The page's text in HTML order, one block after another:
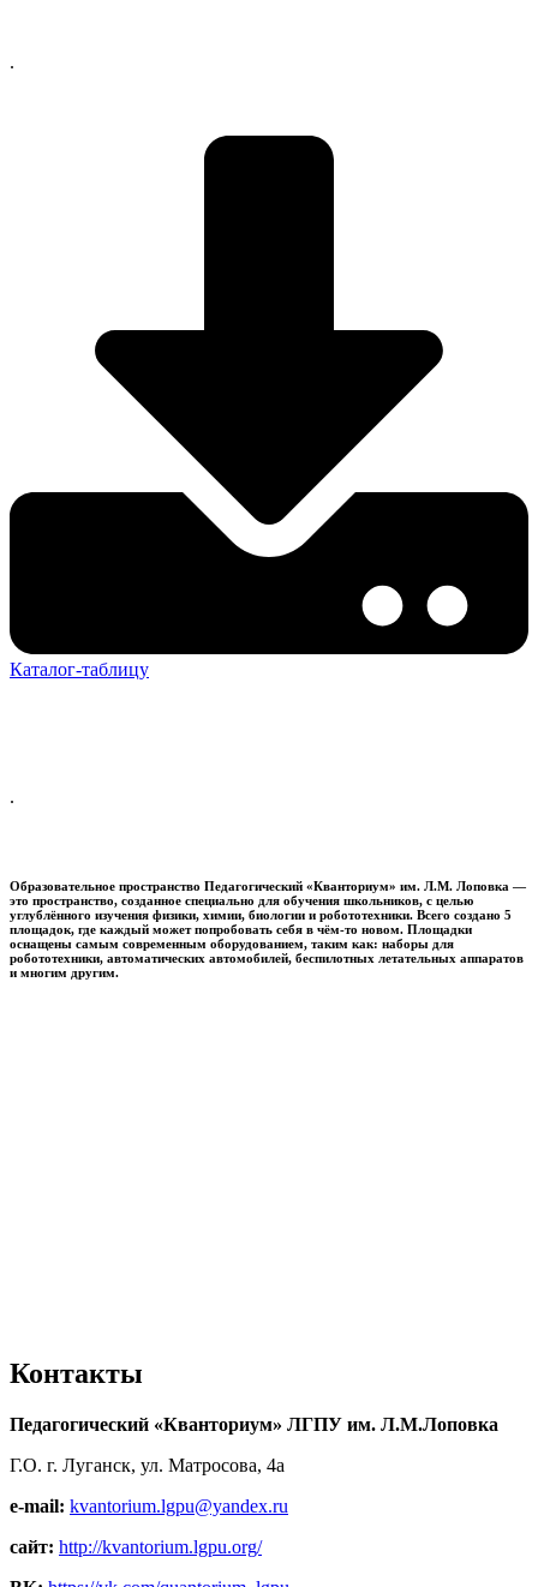
.
Каталог-таблицу
.
Образовательное пространство Педагогический «Кванториум» им. Л.М. Лоповка —
это пространство, созданное специально для обучения школьников, с целью
углублённого изучения физики, химии, биологии и робототехники. Всего создано 5
площадок, где каждый может попробовать себя в чём-то новом. Площадки
оснащены самым современным оборудованием, таким как: наборы для
робототехники, автоматических автомобилей, беспилотных летательных аппаратов
и многим другим.
Контакты
Педагогический «Кванториум» ЛГПУ им. Л.М.Лоповка
Г.О. г. Луганск, ул. Матросова, 4а
e-mail: kvantorium.lgpu@yandex.ru
сайт: http://kvantorium.lgpu.org/